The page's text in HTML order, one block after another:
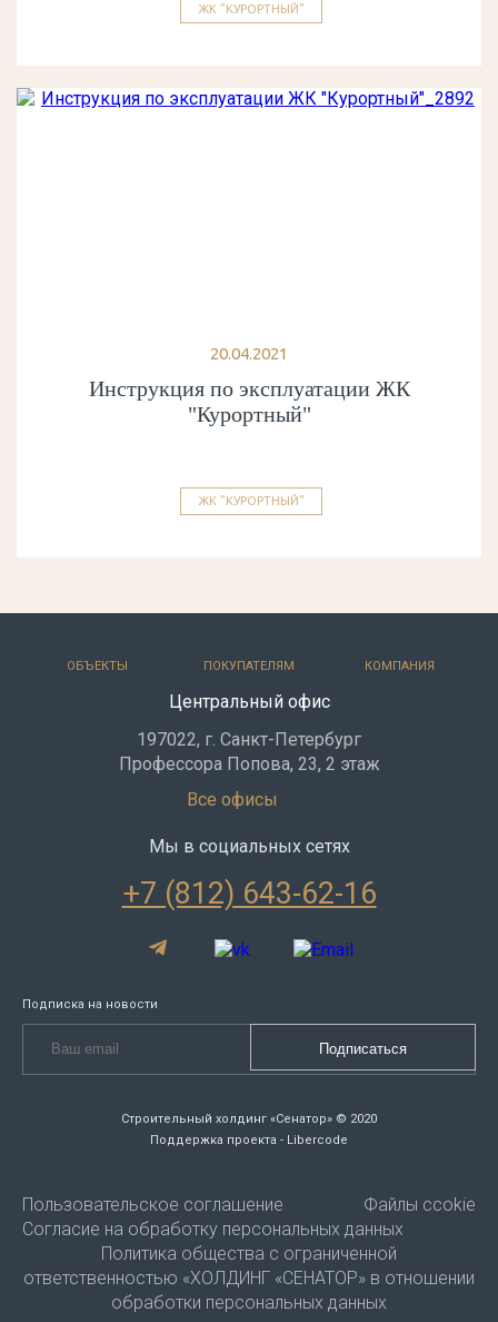
ЖК "КУРОРТНЫЙ"
20.04.2021
Инструкция по эксплуатации ЖК
"Курортный"
ЖК "КУРОРТНЫЙ"
ОБЪЕКТЫ ПОКУПАТЕЛЯМ КОМПАНИЯ
Центральный офис
197022, г. Санкт-Петербург
Профессора Попова, 23, 2 этаж
Все офисы
Мы в социальных сетях
+7 (812) 643-62-16
Подписка на новости
Строительный холдинг «Сенатор» © 2020
Поддержка проекта - Libercode
Пользовательское соглашение
Файлы ccokie
Согласие на обработку персональных данных
Политика общества с ограниченной
ответственностью «ХОЛДИНГ «СЕНАТОР» в отношении
обработки персональных данных